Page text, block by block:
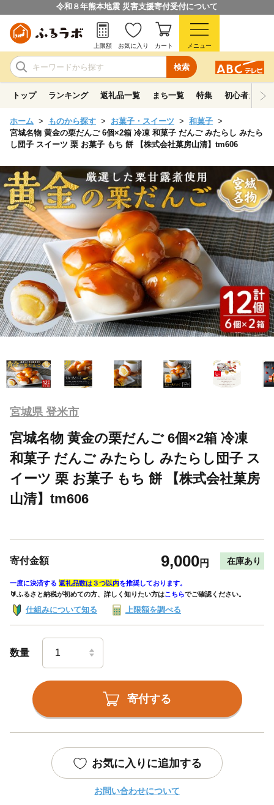
令和８年熊本地震 災害支援寄付受付について
検索
上限額 お気に入り カート メニュー
トップ ランキング 返礼品一覧 まち一覧 特集 初心者ガイド
ホーム ものから探す お菓子・スイーツ
和菓子
宮城名物 黄金の栗だんご 6個×2箱 冷凍 和菓子 だんご みたらし みたら
し団子 スイーツ 栗 お菓子 もち 餅 【株式会社菓房山清】tm606
宮城県 登米市
宮城名物 黄金の栗だんご 6個×2箱 冷凍
和菓子 だんご みたらし みたらし団子 ス
イーツ 栗 お菓子 もち 餅 【株式会社菓房
山清】tm606
寄付金額 9,000円 在庫あり
一度に決済する 返礼品数は３つ以内を推奨しております。
🔰ふるさと納税が初めての方、詳しく知りたい方はこちらでご確認ください。
仕組みについて知る 上限額を調べる
数量
寄付する
お気に入りに追加する
お問い合わせについて